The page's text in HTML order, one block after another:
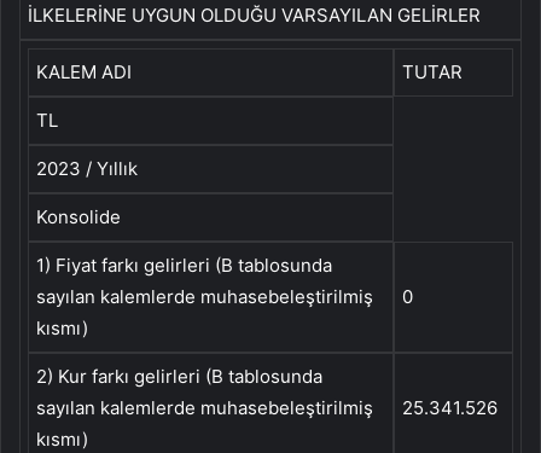
İLKELERİNE UYGUN OLDUĞU VARSAYILAN GELİRLER
KALEM ADI TUTAR
TL
2023 / Yıllık
Konsolide
1) Fiyat farkı gelirleri (B tablosunda
sayılan kalemlerde muhasebeleştirilmiş
kısmı)
0
2) Kur farkı gelirleri (B tablosunda
sayılan kalemlerde muhasebeleştirilmiş
kısmı)
25.341.526